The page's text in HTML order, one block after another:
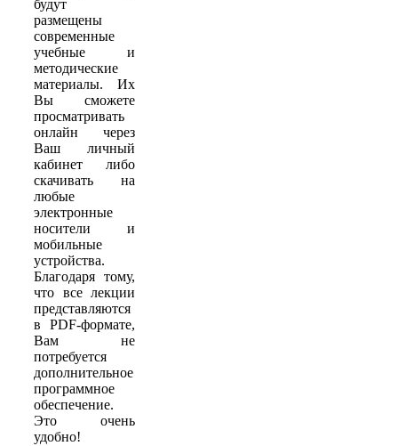
будут
размещены
современные
учебные и
методические
материалы. Их
Вы сможете
просматривать
онлайн через
Ваш личный
кабинет либо
скачивать на
любые
электронные
носители и
мобильные
устройства.
Благодаря тому,
что все лекции
представляются
в PDF-формате,
Вам не
потребуется
дополнительное
программное
обеспечение.
Это очень
удобно!